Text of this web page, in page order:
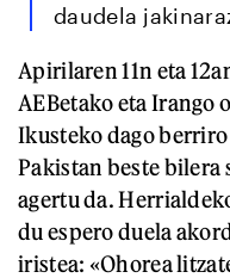
daudela
Apirilaren 11n eta
AEBetako eta Irango
Ikusteko dago
Pakistan beste bilera
agertu da.
du espero duela
iristea: «Ohorea